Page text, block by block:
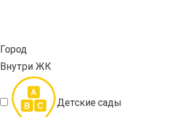
Город
Внутри ЖК
Детские сады